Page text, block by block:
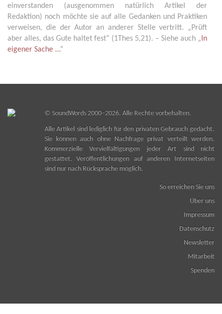
einverstanden (ausgenommen natürlich Artikel der
Redaktion) noch möchte sie auf alle Gedanken und Praktiken
verweisen, die der Autor an anderer Stelle vertritt. „Prüft
aber alles, das Gute haltet fest“ (1Thes 5,21). – Siehe auch „In
eigener Sache ...“
© SoundWords2000–2026. Alle Rechte vorbehalten.
Alle Artikel sind lediglich für den privaten Gebrauch gedacht.
Sie können auch ohne Nachfrage privat verteilt werden.
Kommerzielle Vervielfältigungen jeder Art sind nicht
gestattet. Veröffentlichungen auf anderen Internetseiten
sind nur nach Rücksprache möglich.
So erreichen Sie uns
Über uns
Impressum
Datenschutz
Newsletter
Mitarbeit
Spenden